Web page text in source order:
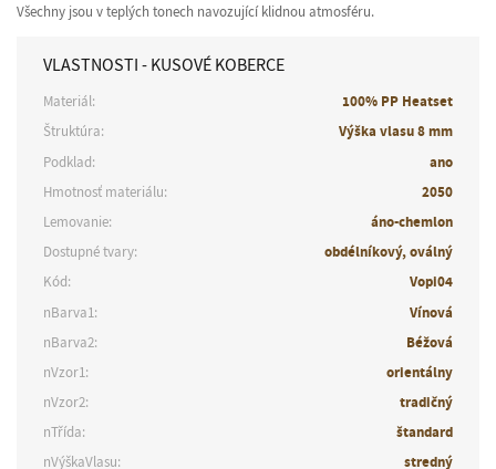
Všechny jsou v teplých tonech navozující klidnou atmosféru.
VLASTNOSTI - KUSOVÉ KOBERCE
Materiál:
100% PP Heatset
Štruktúra:
Výška vlasu 8 mm
Podklad:
ano
Hmotnosť materiálu:
2050
Lemovanie:
áno-chemlon
Dostupné tvary:
obdélníkový, oválný
Kód:
Vopi04
nBarva1:
Vínová
nBarva2:
Béžová
nVzor1:
orientálny
nVzor2:
tradičný
nTřída:
štandard
nVýškaVlasu:
stredný